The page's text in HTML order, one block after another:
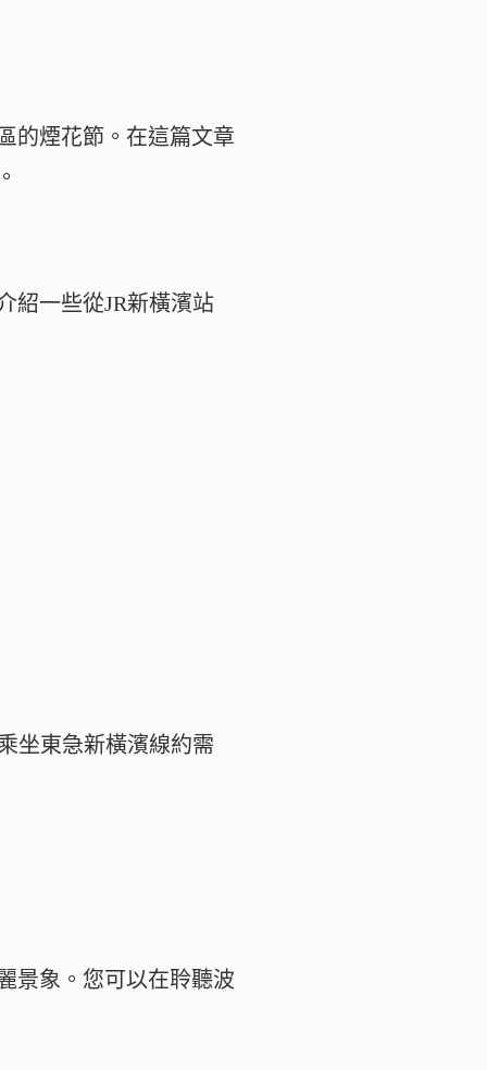
的煙花節。在這篇文章
紹一些從JR新橫濱站
坐東急新橫濱線約需
景象。您可以在聆聽波